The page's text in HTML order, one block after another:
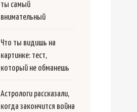
ты самый
внимательный
Что ты видишь на
картинке: тест,
который не обманешь
Астрологи рассказали,
когда закончится война